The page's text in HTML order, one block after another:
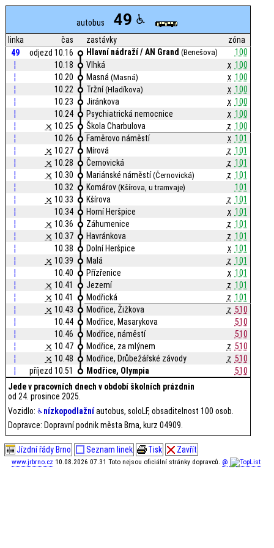
autobus 49
linka čas zastávky
zóna
49
odjezd 10.16 Hlavní nádraží / AN Grand (Benešova)
100
¦
10.18 Vlhká x 100
¦
10.20 Masná(Masná) x 100
¦
10.22 Tržní(Hladíkova) x 100
¦
10.23 Jiránkova x 100
¦
10.24 Psychiatrická nemocnice x 100
¦
⨯ 10.25 Škola Charbulova z 100
¦
10.26 Faměrovo náměstí x 101
¦
⨯ 10.27 Mírová z 101
¦
⨯ 10.28 Černovická z 101
¦
⨯ 10.30 Mariánské náměstí(Černovická) z 101
¦
10.32 Komárov(Kšírova, u tramvaje)
101
¦
⨯ 10.33 Kšírova z 101
¦
10.34 Horní Heršpice x 101
¦
⨯ 10.36 Záhumenice z 101
¦
⨯ 10.37 Havránkova z 101
¦
10.38 Dolní Heršpice x 101
¦
⨯ 10.39 Malá z 101
¦
10.40 Přízřenice x 101
¦
⨯ 10.41 Jezerní z 101
¦
⨯ 10.41 Modřická z 101
¦
⨯ 10.43 Modřice, Žižkova z 510
¦
10.44 Modřice, Masarykova
510
¦
10.46 Modřice, náměstí
510
¦
⨯ 10.47 Modřice, za mlýnem z 510
¦
⨯ 10.48 Modřice, Drůbežářské závody z 510
¦
příjezd 10.51 Modřice, Olympia
510
Jede v pracovních dnech v období školních prázdnin
od 24. prosince 2025.
Vozidlo: nízkopodlažníautobus, soloLF, obsaditelnost 100 osob.
Dopravce: Dopravní podnik města Brna, kurz 04909.
Jízdní řády Brno Seznam linek Tisk Zavřít
www.jrbrno.cz 10.08.2026 07.31 Toto nejsou oficiální stránky dopravců. @